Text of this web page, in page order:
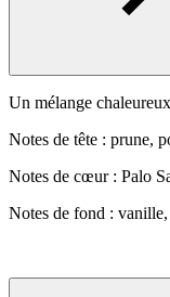
Un mélange
Notes de tête : prune,
Notes de cœur : Palo
Notes de fond :